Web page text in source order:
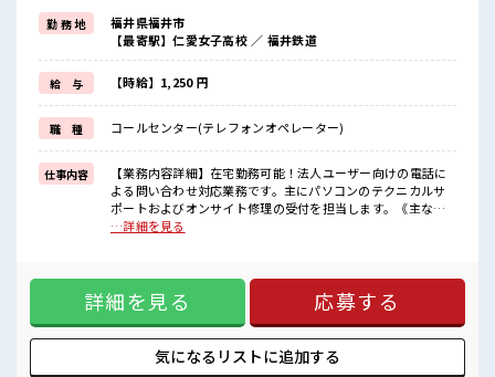
明るすぎたり奇抜でなければ基本的に自由！
(規定有)≪未経験の方も大カンゲイ≫
新しいことにチャレンジするのは不安だけど、
しっかり働く環境が整っています！
イチからスキルUP・ステップUP目指していきましょう！
≪自分に向いている仕事が探せる≫
困った事などがあれば、
担当がしっかりサポートします！
■職場の雰囲気
“コジンマリ”が好きな方にもお勧め！！
少人数の職場です♪
明るすぎたり奇抜過ぎなければヘアカラーOK！
勤 務 地
福井県福井市
【最寄駅】仁愛女子高校 ／ 福井鉄道
給 与 【時給】1,250 円
職 種 コールセンター(テレフォンオペレーター)
仕事内容
【業務内容詳細】在宅勤務可能！法人ユーザー向けの電話に
よる問い合わせ対応業務です。主にパソコンのテクニカルサ
ポートおよびオンサイト修理の受付を担当します。《主な問
い合わせ内容》・電源ボタンを押しても電源が入らない・ラ
って対応手順をご案内します。修理対応が必要な場合は、障
害の切り分けを行い故障部品を特定したうえで、出張修理を
行うエンジニアの手配を行います。※実際にスタッフが修理
に伺うことはありません。【取扱製品情報】PC ■お仕事PR ≪
時間にメリハリを≫ 残業はほとんどナシ！ 場合によってはお
願いすることもあります♪ ≪髪色自由で自分らしく働く≫ 明
…詳細を見る
詳細を見る 応募する
気になるリストに追加する